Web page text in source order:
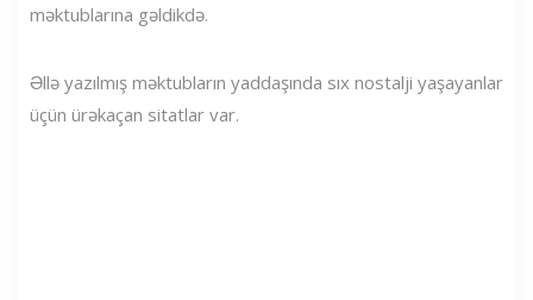
məktublarına gəldikdə.
Əllə yazılmış məktubların yaddaşında sıx nostalji yaşayanlar
üçün ürəkaçan sitatlar var.